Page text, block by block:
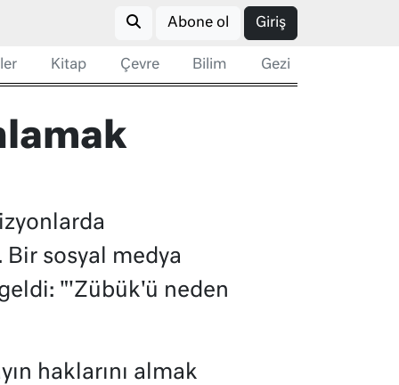
Abone ol Giriş
Kitap Çevre Bilim Gezi
Bir sosyal medya
geldi: "'Zübük'ü neden
haklarını almak